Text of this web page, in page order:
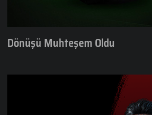
Dönüşü Muhteşem Oldu